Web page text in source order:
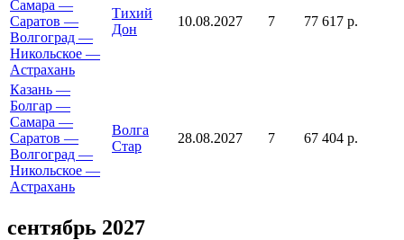
Самара —
Саратов —
Волгоград —
Никольское —
Астрахань
Тихий
Дон
10.08.2027 7 77 617 р.
Казань —
Болгар —
Самара —
Саратов —
Волгоград —
Никольское —
Астрахань
Волга
Стар
28.08.2027 7 67 404 р.
сентябрь 2027